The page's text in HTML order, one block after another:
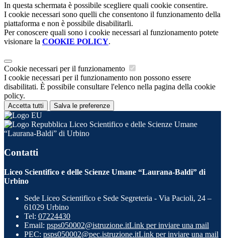
In questa schermata è possibile scegliere quali cookie consentire.
I cookie necessari sono quelli che consentono il funzionamento della
piattaforma e non è possibile disabilitarli.
Per conoscere quali sono i cookie necessari al funzionamento potete
visionare la COOKIE POLICY.
Cookie necessari per il funzionamento
I cookie necessari per il funzionamento non possono essere
disabilitati. È possibile consultare l'elenco nella pagina della cookie
policy.
Accetta tutti Salva le preferenze
Liceo Scientifico e delle Scienze Umane
“Laurana-Baldi” di Urbino
Contatti
Liceo Scientifico e delle Scienze Umane “Laurana-Baldi” di
Urbino
Sede Liceo Scientifico e Sede Segreteria - Via Pacioli, 24 –
61029 Urbino
Tel: 07224430
Email: psps050002@istruzione.itLink per inviare una mail
PEC: psps050002@pec.istruzione.itLink per inviare una mail